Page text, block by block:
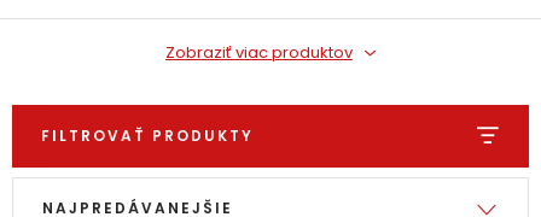
Zobraziť viac produktov
FILTROVAŤ PRODUKTY
Výpis produktov
Radenie produktov
NAJPREDÁVANEJŠIE